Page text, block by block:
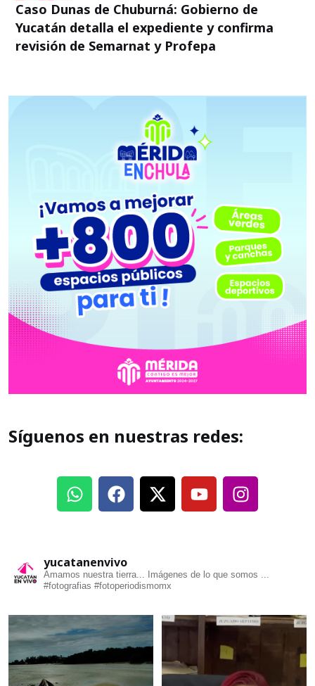
Caso Dunas de Chuburná: Gobierno de
Yucatán detalla el expediente y confirma
revisión de Semarnat y Profepa
Síguenos en nuestras redes:
yucatanenvivo
Amamos nuestra tierra... Imágenes de lo que somos ...
#fotografias #fotoperiodismomx